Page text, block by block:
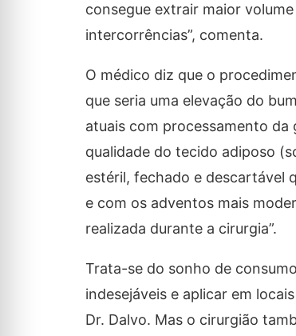
consegue extrair maior
intercorrências”, comenta.
O médico diz que o
que seria uma elevação do
atuais com processamento da
qualidade do tecido adiposo
estéril, fechado e descartável
e com os adventos mais
realizada durante a cirurgia”.
Trata-se do sonho de
indesejáveis e aplicar em
Dr. Dalvo. Mas o cirurgião